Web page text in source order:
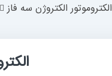
الکتروموتور الکتروژن سه فاز